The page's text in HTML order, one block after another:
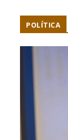
POLÍTICA